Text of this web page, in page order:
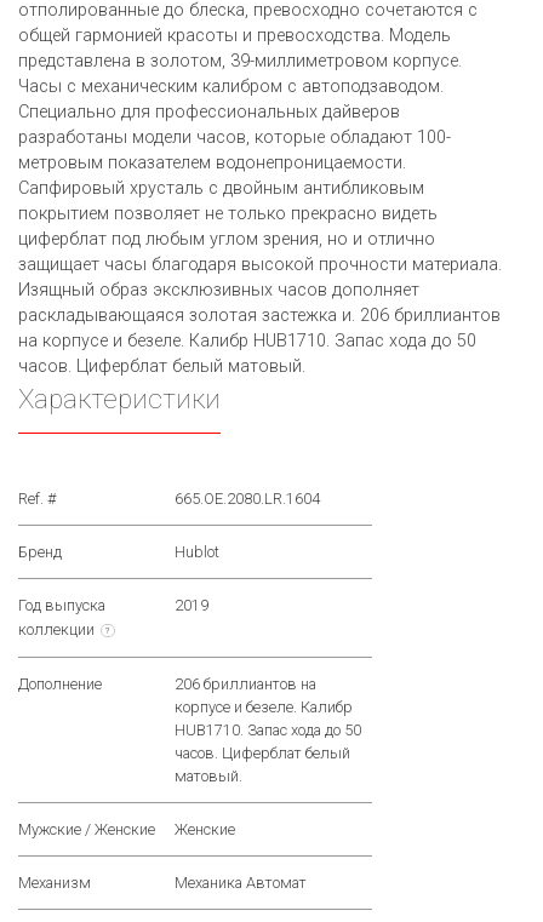
отполированные до блеска, превосходно сочетаются с
общей гармонией красоты и превосходства. Модель
представлена в золотом, 39-миллиметровом корпусе.
Часы с механическим калибром с автоподзаводом.
Специально для профессиональных дайверов
разработаны модели часов, которые обладают 100-
метровым показателем водонепроницаемости.
Сапфировый хрусталь с двойным антибликовым
покрытием позволяет не только прекрасно видеть
циферблат под любым углом зрения, но и отлично
защищает часы благодаря высокой прочности материала.
Изящный образ эксклюзивных часов дополняет
раскладывающаяся золотая застежка и. 206 бриллиантов
на корпусе и безеле. Калибр HUB1710. Запас хода до 50
часов. Циферблат белый матовый.
Характеристики
Ref. # 665.OE.2080.LR.1604
Бренд Hublot
Год выпуска
коллекции
?
2019
Дополнение
206 бриллиантов на
корпусе и безеле. Калибр
HUB1710. Запас хода до 50
часов. Циферблат белый
матовый.
Мужские / Женские Женские
Механизм Механика Автомат